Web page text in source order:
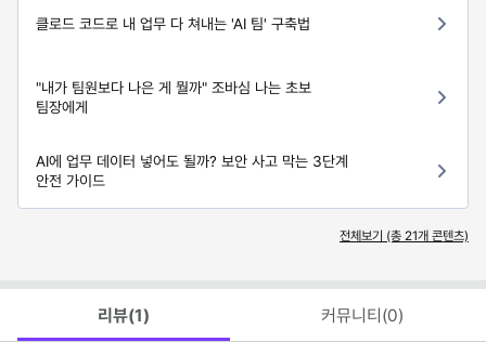
클로드 코드로 내 업무 다 쳐내는 'AI 팀' 구축법
"내가 팀원보다 나은 게 뭘까" 조바심 나는 초보
팀장에게
AI에 업무 데이터 넣어도 될까? 보안 사고 막는 3단계
안전 가이드
전체보기 (총 21개 콘텐츠)
리뷰(1) 커뮤니티(0)